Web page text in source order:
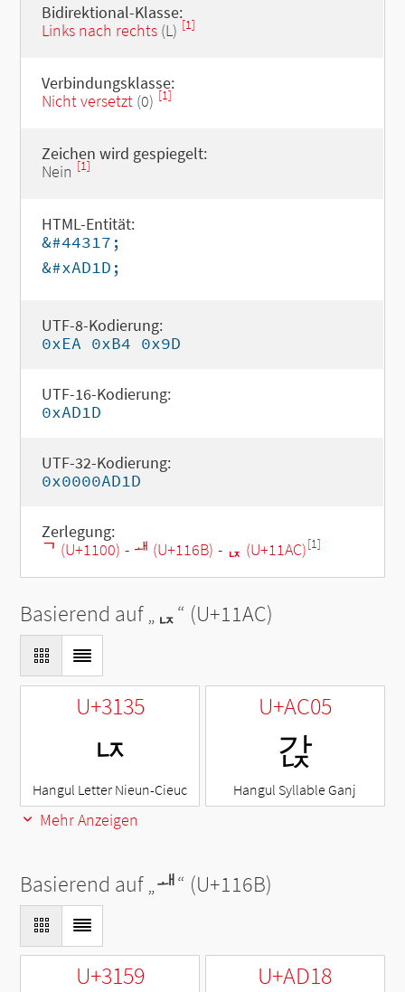
Bidirektional-Klasse:
Links nach rechts(L) [1]
Verbindungsklasse:
Nicht versetzt(0) [1]
Zeichen wird gespiegelt:
Nein [1]
HTML-Entität:
&#44317;
&#xAD1D;
UTF-8-Kodierung:
0xEA 0xB4 0x9D
UTF-16-Kodierung:
0xAD1D
UTF-32-Kodierung:
0x0000AD1D
Zerlegung:
ᄀ (U+1100) - ᅫ (U+116B) - ᆬ (U+11AC)[1]
Basierend auf „ᆬ“ (U+11AC)
U+3135
ㄵ
Hangul Letter Nieun-Cieuc
U+AC05
갅
Hangul Syllable Ganj
Mehr Anzeigen
Basierend auf „ᅫ“ (U+116B)
U+3159 U+AD18